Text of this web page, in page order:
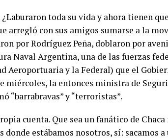
toda su vida y ahora tienen
arregló con sus amigos sumarse a la
por Rodríguez Peña, doblaron por
Naval Argentina, una de las fuerzas
Aeroportuaria y la Federal) que el
miércoles, la entonces ministra de
“barrabravas” y “terroristas”.
cuenta. Que sea un fanático de
estábamos nosotros, sí: sacamos